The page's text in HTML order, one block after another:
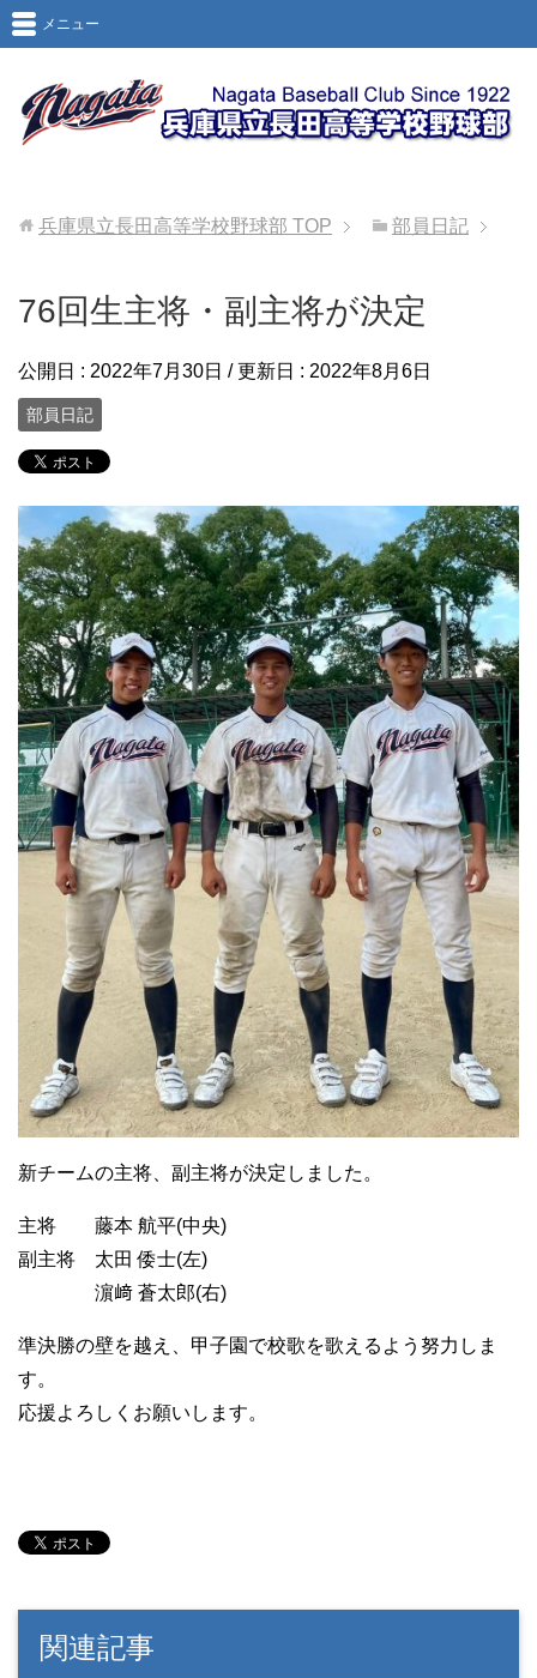
メニュー
兵庫県立長田高等学校野球部 TOP 部員日記
76回生主将・副主将が決定
公開日 : 2022年7月30日 / 更新日 : 2022年8月6日
部員日記
新チームの主将、副主将が決定しました。
主将 藤本 航平(中央)
副主将 太田 倭士(左)
濵﨑 蒼太郎(右)
準決勝の壁を越え、甲子園で校歌を歌えるよう努力しま
す。
応援よろしくお願いします。
関連記事